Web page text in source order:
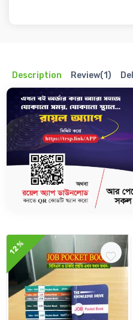
Description Review(1)
The Royal Scientific Publications
এই বইগুলো আপনার বিসিএসসহ সকল
পরীক্ষার প্রস্তুতিতে সহায়তা করবে ।
12%